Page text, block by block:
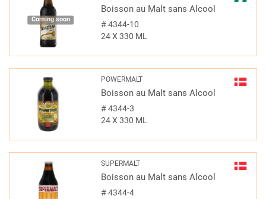
Coming soon
Boisson au Malt sans Alcool
#4344-10
24 X 330 ML
POWERMALT
Boisson au Malt sans Alcool
#4344-3
24 X 330 ML
SUPERMALT
Boisson au Malt sans Alcool
#4344-4